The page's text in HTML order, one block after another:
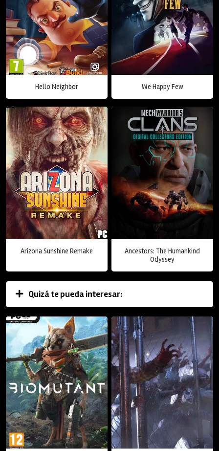
Hello Neighbor We Happy Few
Arizona Sunshine Remake
Ancestors: The Humankind
Odyssey
Quizá te pueda interesar: